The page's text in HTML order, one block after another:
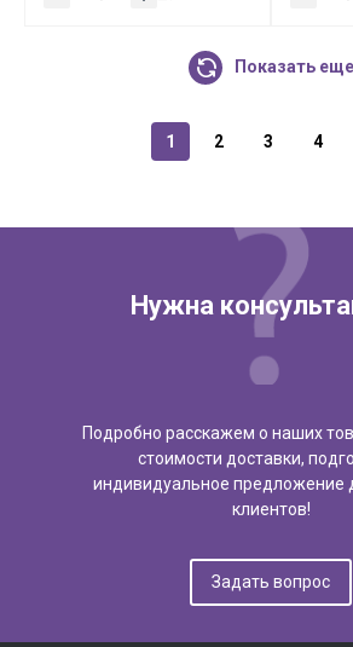
Показать еще
1 2 3 4
Нужна
Подробно расскажем о наших
стоимости доставки,
индивидуальное предложение
клиентов!
Задать вопрос